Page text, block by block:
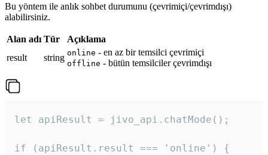
Bu yöntem ile anlık sohbet durumunu (çevrimiçi/çevrimdışı)
alabilirsiniz.
Alan adı Tür
Açıklama
result
string online - en az bir temsilci çevrimiçi
offline - bütün temsilciler çevrimdışı
let apiResult = jivo_api.chatMode();
if (apiResult.result === 'online') {